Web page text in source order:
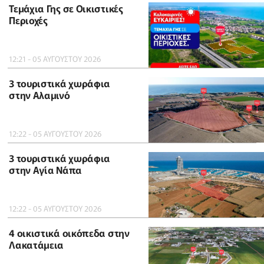
Τεμάχια Γης σε Οικιστικές
Περιοχές
12:21 - 05 ΑΥΓΟΥΣΤΟΥ 2026
3 τουριστικά χωράφια
στην Αλαμινό
12:22 - 05 ΑΥΓΟΥΣΤΟΥ 2026
3 τουριστικά χωράφια
στην Αγία Νάπα
12:22 - 05 ΑΥΓΟΥΣΤΟΥ 2026
4 οικιστικά οικόπεδα στην
Λακατάμεια